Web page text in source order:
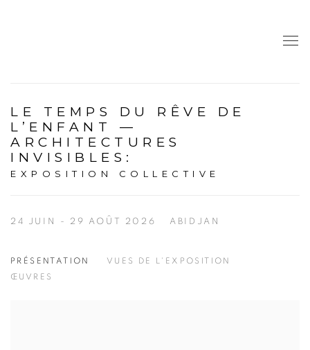
LE TEMPS DU RÊVE DE
L’ENFANT —
ARCHITECTURES
INVISIBLES :
EXPOSITION COLLECTIVE
24 JUIN - 29 AOÛT 2026 ABIDJAN
PRÉSENTATION
VUES DE L'EXPOSITION
ŒUVRES